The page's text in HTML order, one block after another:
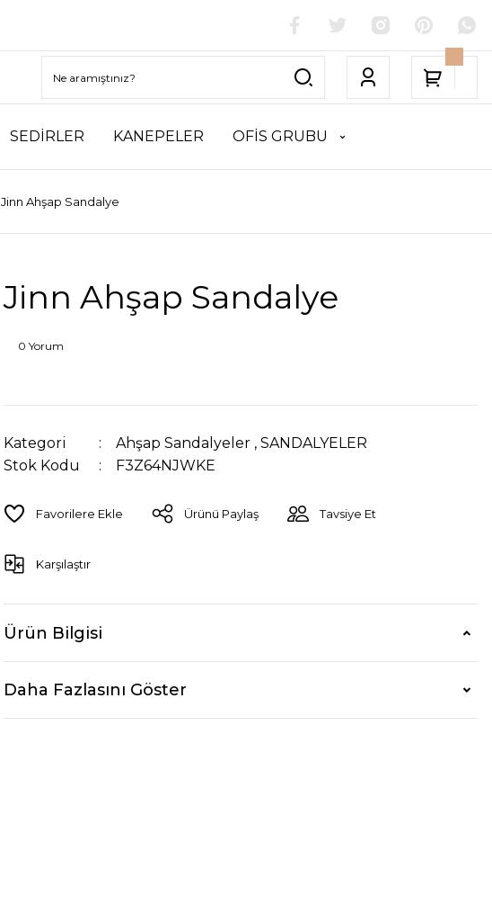
SEDİRLER KANEPELER OFİS GRUBU
Jinn Ahşap Sandalye
Jinn Ahşap Sandalye
0 Yorum
Kategori Ahşap Sandalyeler , SANDALYELER
Stok Kodu
F3Z64NJWKE
Ürünü Paylaş Tavsiye Et
Karşılaştır
Ürün Bilgisi
Daha Fazlasını Göster